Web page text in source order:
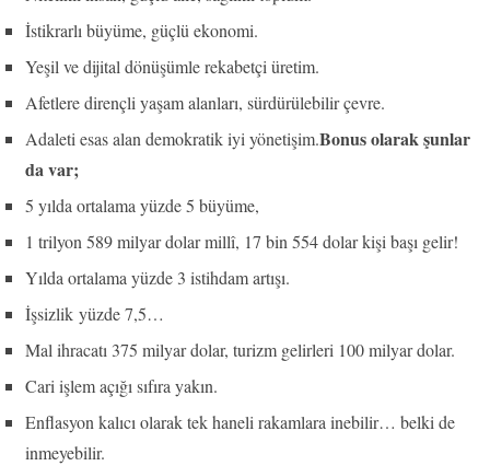
İstikrarlı büyüme, güçlü ekonomi.
Yeşil ve dijital dönüşümle rekabetçi üretim.
Afetlere dirençli yaşam alanları, sürdürülebilir çevre.
Adaleti esas alan demokratik iyi yönetişim.Bonus olarak şunlar
da var;
5 yılda ortalama yüzde 5 büyüme,
1 trilyon 589 milyar dolar millî, 17 bin 554 dolar kişi başı gelir!
Yılda ortalama yüzde 3 istihdam artışı.
İşsizlik yüzde 7,5…
Mal ihracatı 375 milyar dolar, turizm gelirleri 100 milyar dolar.
Cari işlem açığı sıfıra yakın.
Enflasyon kalıcı olarak tek haneli rakamlara inebilir… belki de
inmeyebilir.